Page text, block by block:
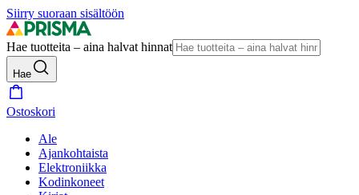
Siirry suoraan sisältöön
Hae tuotteita – aina halvat hinnat
Hae
Ostoskori
Ale
Ajankohtaista
Elektroniikka
Kodinkoneet